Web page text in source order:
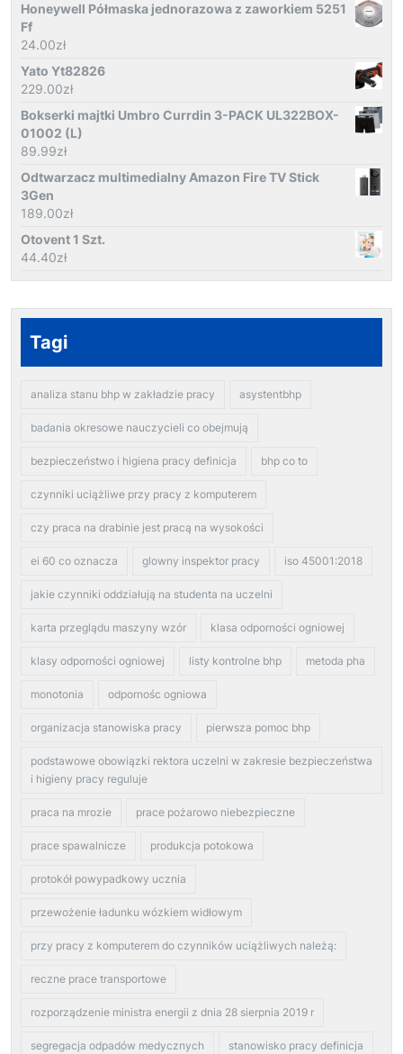
Honeywell Półmaska jednorazowa z zaworkiem 5251
Ff
24.00zł
Yato Yt82826
229.00zł
Bokserki majtki Umbro Currdin 3-PACK UL322BOX-
01002 (L)
89.99zł
Odtwarzacz multimedialny Amazon Fire TV Stick
3Gen
189.00zł
Otovent 1 Szt.
44.40zł
Tagi
analiza stanu bhp w zakładzie pracy asystentbhp
badania okresowe nauczycieli co obejmują
bezpieczeństwo i higiena pracy definicja bhp co to
czynniki uciążliwe przy pracy z komputerem
czy praca na drabinie jest pracą na wysokości
ei 60 co oznacza glowny inspektor pracy iso 45001:2018
jakie czynniki oddziałują na studenta na uczelni
karta przeglądu maszyny wzór klasa odporności ogniowej
klasy odporności ogniowej listy kontrolne bhp metoda pha
monotonia odpornośc ogniowa
organizacja stanowiska pracy pierwsza pomoc bhp
podstawowe obowiązki rektora uczelni w zakresie bezpieczeństwa
i higieny pracy reguluje
praca na mrozie prace pożarowo niebezpieczne
prace spawalnicze produkcja potokowa
protokół powypadkowy ucznia
przewożenie ładunku wózkiem widłowym
przy pracy z komputerem do czynników uciążliwych należą:
reczne prace transportowe
rozporządzenie ministra energii z dnia 28 sierpnia 2019 r
segregacja odpadów medycznych stanowisko pracy definicja